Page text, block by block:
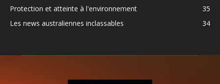
Protection et atteinte à l'environnement
35
Les news australiennes inclassables
34